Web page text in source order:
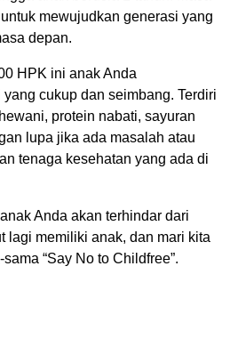
mewujudkan generasi yang
depan.
HPK ini anak Anda
cukup dan seimbang. Terdiri
protein nabati, sayuran
lupa jika ada masalah atau
tenaga kesehatan yang ada di
Anda akan terhindar dari
lagi memiliki anak, dan mari kita
“Say No to Childfree”.